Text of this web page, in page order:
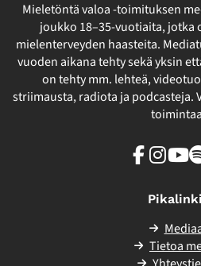
Mieletöntä valoa -toimituksen
joukko 18–35-vuotiaita, jotka
mielenterveyden haasteita.
vuoden aikana tehty sekä yksin
on tehty mm. lehteä,
striimausta, radiota ja podcasteja.
Facebook
Tietoa